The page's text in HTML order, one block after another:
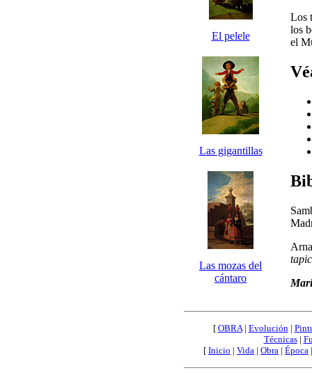
Los
los
el
El pelele
Las gigantillas
Las mozas del
cántaro
[ OBRA| Evolución |
Técnicas|
[ Inicio | Vida | Obra | Época